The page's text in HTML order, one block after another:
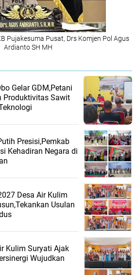
Pujakesuma Pusat, Drs Komjen Pol Agus
Ardianto SH MH
Gelar GDM,Petani
Produktivitas Sawit
Presisi,Pemkab
Kehadiran Negara di
Desa Air Kulim
Usulan
Kulim Suryati Ajak
Wujudkan